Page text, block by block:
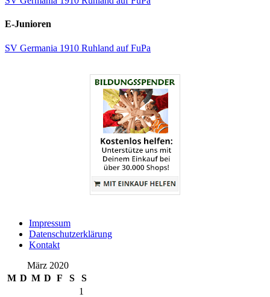
E-Junioren
SV Germania 1910 Ruhland auf FuPa
Impressum
Datenschutzerklärung
Kontakt
März 2020
M D M D F S
S
1